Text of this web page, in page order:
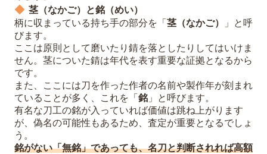
茎（なかご）と銘（めい）
柄に収まっている持ち手の部分を「 茎（なかご）
」と呼
びます。
ここは原則として磨いたり錆を落としたりしてはいけま
せん。茎についた錆は年代を表す重要な証拠となるから
です。
また、ここには刀を作った作者の名前や製作年が刻まれ
ていることが多く、これを「 銘 」と呼びます。
有名な刀工の銘が入っていれば価値は跳ね上がります
が、偽名の可能性もあるため、査定が重要となるでしょ
う。
銘がない「無銘」であっても、名刀と判断されれば高額